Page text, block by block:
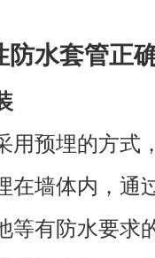
防水套管正
用预埋的方式
在墙体内，通
等有防水要求